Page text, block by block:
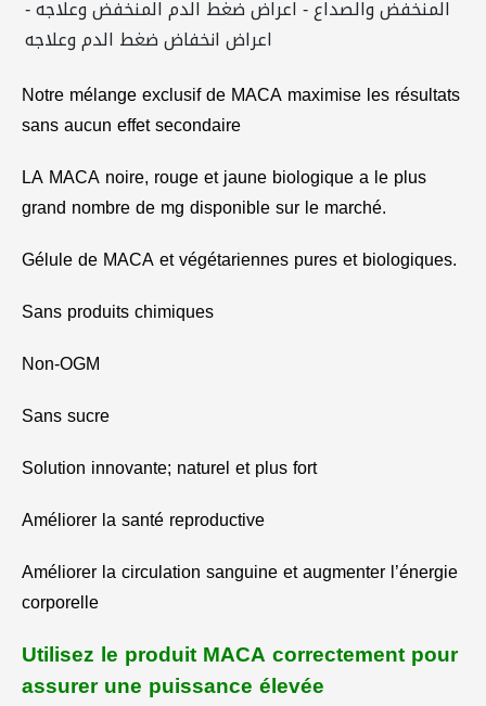
Notre mélange exclusif deMACAmaximise les résultats
sans aucun effet secondaire
LA MACA noire, rouge et jaune biologique a le plus
grand nombre de mg disponible sur le marché.
Gélule de MACA et végétariennes pures et biologiques.
Sans produits chimiques
Non-OGM
Sans sucre
Solution innovante; naturel et plus fort
Améliorer la santé reproductive
Améliorer la circulation sanguine et augmenter l’énergie
corporelle
Utilisez le produit MACA correctement pour
assurer une puissance élevée